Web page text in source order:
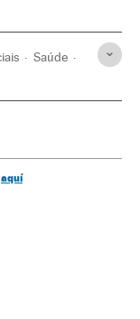
Saúde
aquí